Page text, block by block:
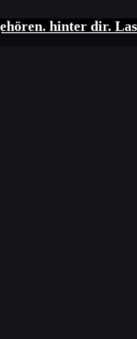
hinter dir.